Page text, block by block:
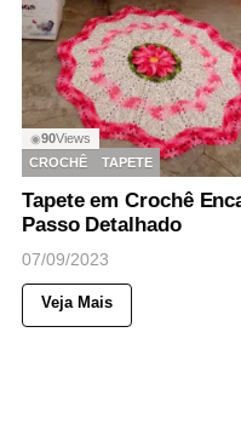
◉90Views
CROCHÊ
TAPETE
Tapete em Crochê
Passo Detalhado
07/09/2023
Veja Mais